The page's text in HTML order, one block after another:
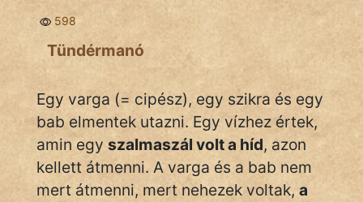
Komédia
Kötelező
Mese
Mitológia
Monda
598
Tündérmanó
Egy varga (= cipész), egy szikra és egy
bab elmentek utazni. Egy vízhez értek,
amin egy szalmaszál volt a híd, azon
kellett átmenni. A varga és a bab nem
mert átmenni, mert nehezek voltak, a